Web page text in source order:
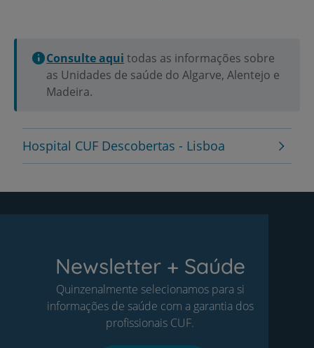
Consulte aqui todas as informações sobre
as Unidades de saúde do Algarve, Alentejo e
Madeira.
Hospital CUF Descobertas - Lisboa
Newsletter + Saúde
Quinzenalmente selecionamos para si
informações de saúde com a garantia dos
profissionais CUF.